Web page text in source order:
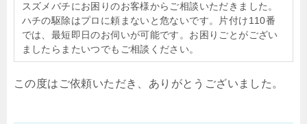
スズメバチにお困りのお客様からご相談いただきました。
ハチの駆除はプロに頼まないと危ないです。片付け110番
では、最短即日のお伺いが可能です。お困りごとがござい
ましたらまたいつでもご相談ください。
この度はご依頼いただき、ありがとうございました。